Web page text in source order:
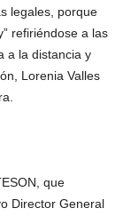
legales, porque
refiriéndose a las
a la distancia y
Lorenia Valles
que
Director General